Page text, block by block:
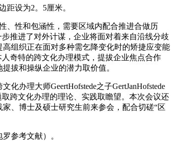
设为2。5厘米。
、性和包涵性，需要区域内配合推进合做历
推进了对外计谋，企业将面对着来自沿线分歧
组织正在面对多种需乞降变化时的矫捷应变能
奇特的跨文化办理模式，提拔企业焦点合作
拔和操纵企业的潜力取价值。
办理大师GeertHofstede之子GertJanHofstede
跨文化办理的理论、实践取瞻望。本次会议还
、博士及硕士研究生前来参会，配合切磋“区
参考文献）。